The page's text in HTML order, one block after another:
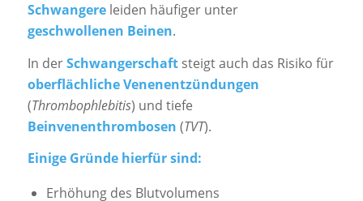
Schwangereleiden häufiger unter
geschwollenen Beinen.
In derSchwangerschaftsteigt auch das Risiko für
oberflächliche Venenentzündungen
(Thrombophlebitis) und tiefe
Beinvenenthrombosen (TVT).
Einige Gründe hierfür sind:
Erhöhung des Blutvolumens